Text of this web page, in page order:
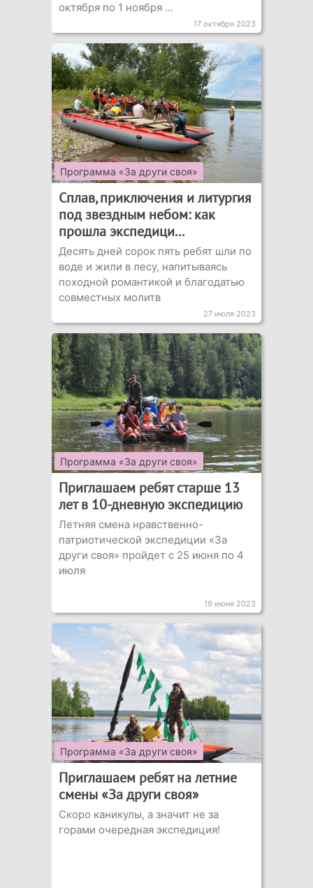
октября по 1 ноября ...
17 октября 2023
Программа «За други своя»
Сплав, приключения и литургия
под звездным небом: как
прошла экспедици...
Десять дней сорок пять ребят шли по
воде и жили в лесу, напитываясь
походной романтикой и благодатью
совместных молитв
27 июля 2023
Программа «За други своя»
Приглашаем ребят старше 13
лет в 10-дневную экспедицию
Летняя смена нравственно-
патриотической экспедиции «За
други своя» пройдет с 25 июня по 4
июля
19 июня 2023
Программа «За други своя»
Приглашаем ребят на летние
смены «За други своя»
Скоро каникулы, а значит не за
горами очередная экспедиция!